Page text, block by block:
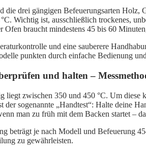
drei gängigen Befeuerungsarten Holz,
Wichtig ist, ausschließlich trockenes,
Ofen braucht mindestens 45 bis 60
und eine sauberere
punkten durch einfache Bedienung
und halten –
liegt zwischen 350 und 450 °C. Um
sogenannte „Handtest“: Halte deine
man zu früh mit dem Backen startet –
beträgt je nach Modell und Befeuerung
zu gewährleisten.